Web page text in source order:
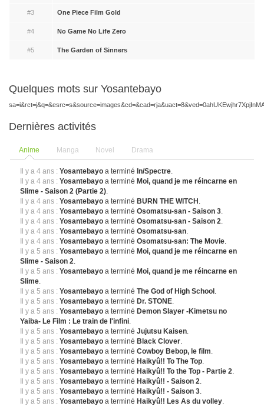
#3 One Piece Film Gold
#4 No Game No Life Zero
#5 The Garden of Sinners
Quelques mots sur Yosantebayo
Dernières activités
Anime Manga Novel Drama
Il y a 4 ans : Yosantebayo a terminé In/Spectre.
Il y a 4 ans : Yosantebayo a terminé Moi, quand je me réincarne en
Slime - Saison 2 (Partie 2).
Il y a 4 ans : Yosantebayo a terminé BURN THE WITCH .
Il y a 4 ans : Yosantebayo a terminéOsomatsu-san - Saison 3.
Il y a 4 ans : Yosantebayo a terminéOsomatsu-san - Saison 2.
Il y a 4 ans : Yosantebayo a terminéOsomatsu-san.
Il y a 4 ans : Yosantebayo a terminéOsomatsu-san: The Movie.
Il y a 5 ans : Yosantebayo a terminé Moi, quand je me réincarne en
Slime - Saison 2.
Il y a 5 ans : Yosantebayo a terminé Moi, quand je me réincarne en
Slime.
Il y a 5 ans : Yosantebayo a terminéThe God of High School .
Il y a 5 ans : Yosantebayo a terminé Dr. STONE.
Il y a 5 ans : Yosantebayo a terminé Demon Slayer -Kimetsu no
Yaiba- Le Film : Le train de l'infini.
Il y a 5 ans : Yosantebayo a terminéJujutsu Kaisen.
Il y a 5 ans : Yosantebayo a terminé Black Clover.
Il y a 5 ans : Yosantebayo a terminéCowboy Bebop, le film.
Il y a 5 ans : Yosantebayo a terminé Haikyû!! To The Top.
Il y a 5 ans : Yosantebayo a terminé Haikyû!! To the Top - Partie 2.
Il y a 5 ans : Yosantebayo a terminé Haikyû!! - Saison 2.
Il y a 5 ans : Yosantebayo a terminé Haikyû!! - Saison 3.
Il y a 5 ans : Yosantebayo a terminé Haikyû!! Les As du volley.